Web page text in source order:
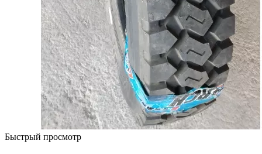
Быстрый просмотр